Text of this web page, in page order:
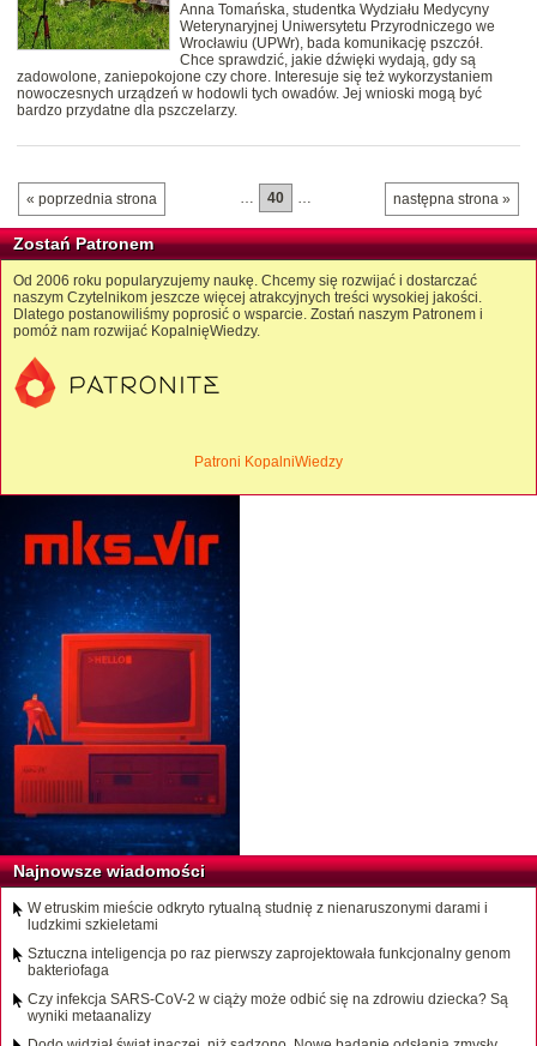
Anna Tomańska, studentka Wydziału Medycyny
Weterynaryjnej Uniwersytetu Przyrodniczego we
Wrocławiu (UPWr), bada komunikację pszczół.
Chce sprawdzić, jakie dźwięki wydają, gdy są
zadowolone, zaniepokojone czy chore. Interesuje się też wykorzystaniem
nowoczesnych urządzeń w hodowli tych owadów. Jej wnioski mogą być
bardzo przydatne dla pszczelarzy.
« poprzednia strona następna strona »
… 40 …
Zostań Patronem
Od 2006 roku popularyzujemy naukę. Chcemy się rozwijać i dostarczać
naszym Czytelnikom jeszcze więcej atrakcyjnych treści wysokiej jakości.
Dlatego postanowiliśmy poprosić o wsparcie. Zostań naszym Patronem i
pomóż nam rozwijać KopalnięWiedzy.
Patroni KopalniWiedzy
Najnowsze wiadomości
W etruskim mieście odkryto rytualną studnię z nienaruszonymi darami i
ludzkimi szkieletami
Sztuczna inteligencja po raz pierwszy zaprojektowała funkcjonalny genom
bakteriofaga
Czy infekcja SARS-CoV-2 w ciąży może odbić się na zdrowiu dziecka? Są
wyniki metaanalizy